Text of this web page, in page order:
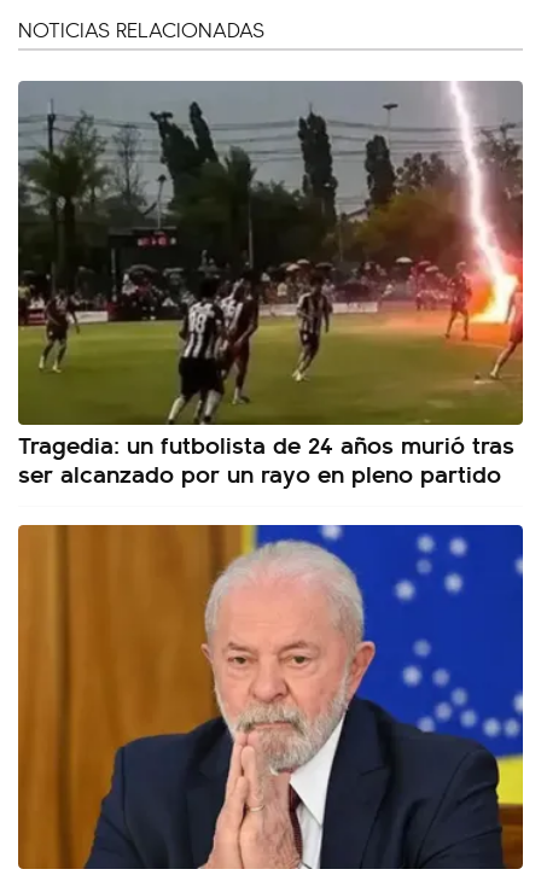
NOTICIAS RELACIONADAS
Tragedia: un futbolista de 24 años murió tras
ser alcanzado por un rayo en pleno partido